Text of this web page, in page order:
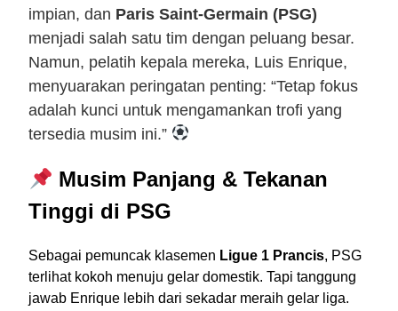
impian, dan Paris Saint-Germain (PSG)
menjadi salah satu tim dengan peluang besar.
Namun, pelatih kepala mereka, Luis Enrique,
menyuarakan peringatan penting: “Tetap fokus
adalah kunci untuk mengamankan trofi yang
tersedia musim ini.”
Musim Panjang & Tekanan
Tinggi di PSG
Sebagai pemuncak klasemen Ligue 1 Prancis, PSG
terlihat kokoh menuju gelar domestik. Tapi tanggung
jawab Enrique lebih dari sekadar meraih gelar liga.